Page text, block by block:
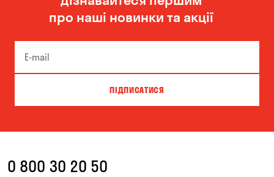
про наші новинки та акції
ПІДПИСАТИСЯ
0 800 30 20 50